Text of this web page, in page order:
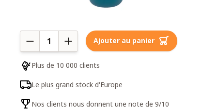
Quantité Ajouter au panier
Plus de 10 000 clients
Le plus grand stock d'Europe
Nos clients nous donnent une note de 9/10